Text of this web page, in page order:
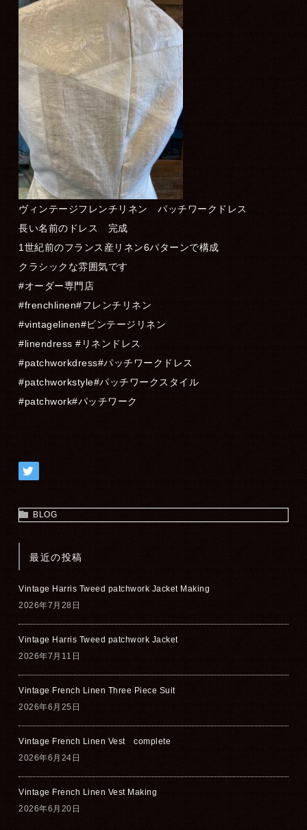
ヴィンテージフレンチリネン パッチワークドレス
長い名前のドレス 完成
1世紀前のフランス産リネン6パターンで構成
クラシックな雰囲気です
#オーダー専門店
#frenchlinen#フレンチリネン
#vintagelinen#ビンテージリネン
#linendress #リネンドレス
#patchworkdress#パッチワークドレス
#patchworkstyle#パッチワークスタイル
#patchwork#パッチワーク
BLOG
最近の投稿
Vintage Harris Tweed patchwork Jacket Making
2026年7月28日
Vintage Harris Tweed patchwork Jacket
2026年7月11日
Vintage French Linen Three Piece Suit
2026年6月25日
Vintage French Linen Vest complete
2026年6月24日
Vintage French Linen Vest Making
2026年6月20日